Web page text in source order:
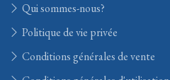
Qui sommes-nous?
Politique de vie privée
Conditions générales de vente